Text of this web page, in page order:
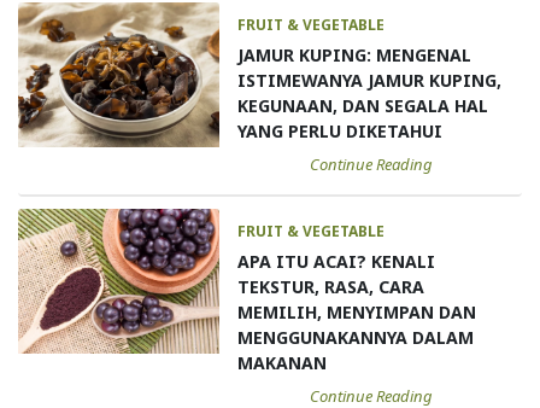
FRUIT & VEGETABLE
JAMUR KUPING: MENGENAL
ISTIMEWANYA JAMUR KUPING,
KEGUNAAN, DAN SEGALA HAL
YANG PERLU DIKETAHUI
Continue Reading
FRUIT & VEGETABLE
APA ITU ACAI? KENALI
TEKSTUR, RASA, CARA
MEMILIH, MENYIMPAN DAN
MENGGUNAKANNYA DALAM
MAKANAN
Continue Reading